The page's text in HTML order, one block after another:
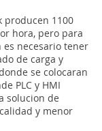
producen 1100
hora, pero para
necesario tener
de carga y
se colocaran
PLC y HMI
solucion de
y menor